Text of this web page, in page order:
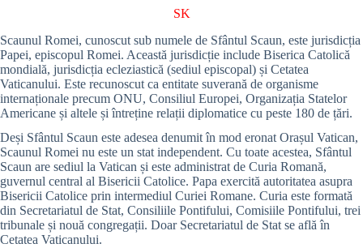
SK
Scaunul Romei, cunoscut sub numele de Sfântul Scaun, este jurisdicția
Papei, episcopul Romei. Această jurisdicție include Biserica Catolică
mondială, jurisdicția ecleziastică (sediul episcopal) și Cetatea
Vaticanului. Este recunoscut ca entitate suverană de organisme
internaționale precum ONU, Consiliul Europei, Organizația Statelor
Americane și altele și întreține relații diplomatice cu peste 180 de țări.
Deși Sfântul Scaun este adesea denumit în mod eronat Orașul Vatican,
Scaunul Romei nu este un stat independent. Cu toate acestea, Sfântul
Scaun are sediul la Vatican și este administrat de Curia Romană,
guvernul central al Bisericii Catolice. Papa exercită autoritatea asupra
Bisericii Catolice prin intermediul Curiei Romane. Curia este formată
din Secretariatul de Stat, Consiliile Pontifului, Comisiile Pontifului, trei
tribunale și nouă congregații. Doar Secretariatul de Stat se află în
Cetatea Vaticanului.